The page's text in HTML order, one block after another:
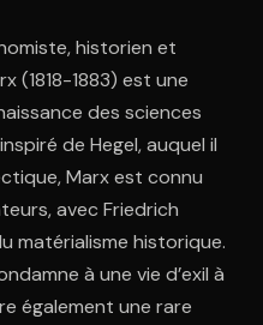
historien et
(1818-1883) est une
des sciences
de Hegel, auquel il
Marx est connu
avec Friedrich
matérialisme historique.
à une vie d’exil à
également une rare